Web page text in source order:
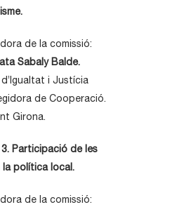
de la comissió:
Sabaly Balde.
i Justícia
de Cooperació.
Girona.
Participació de les
la política local.
de la comissió: